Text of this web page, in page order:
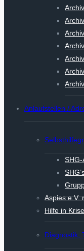
Anlaufstellen /
Aspies e.V.
Hilfe in
Diagnostik,